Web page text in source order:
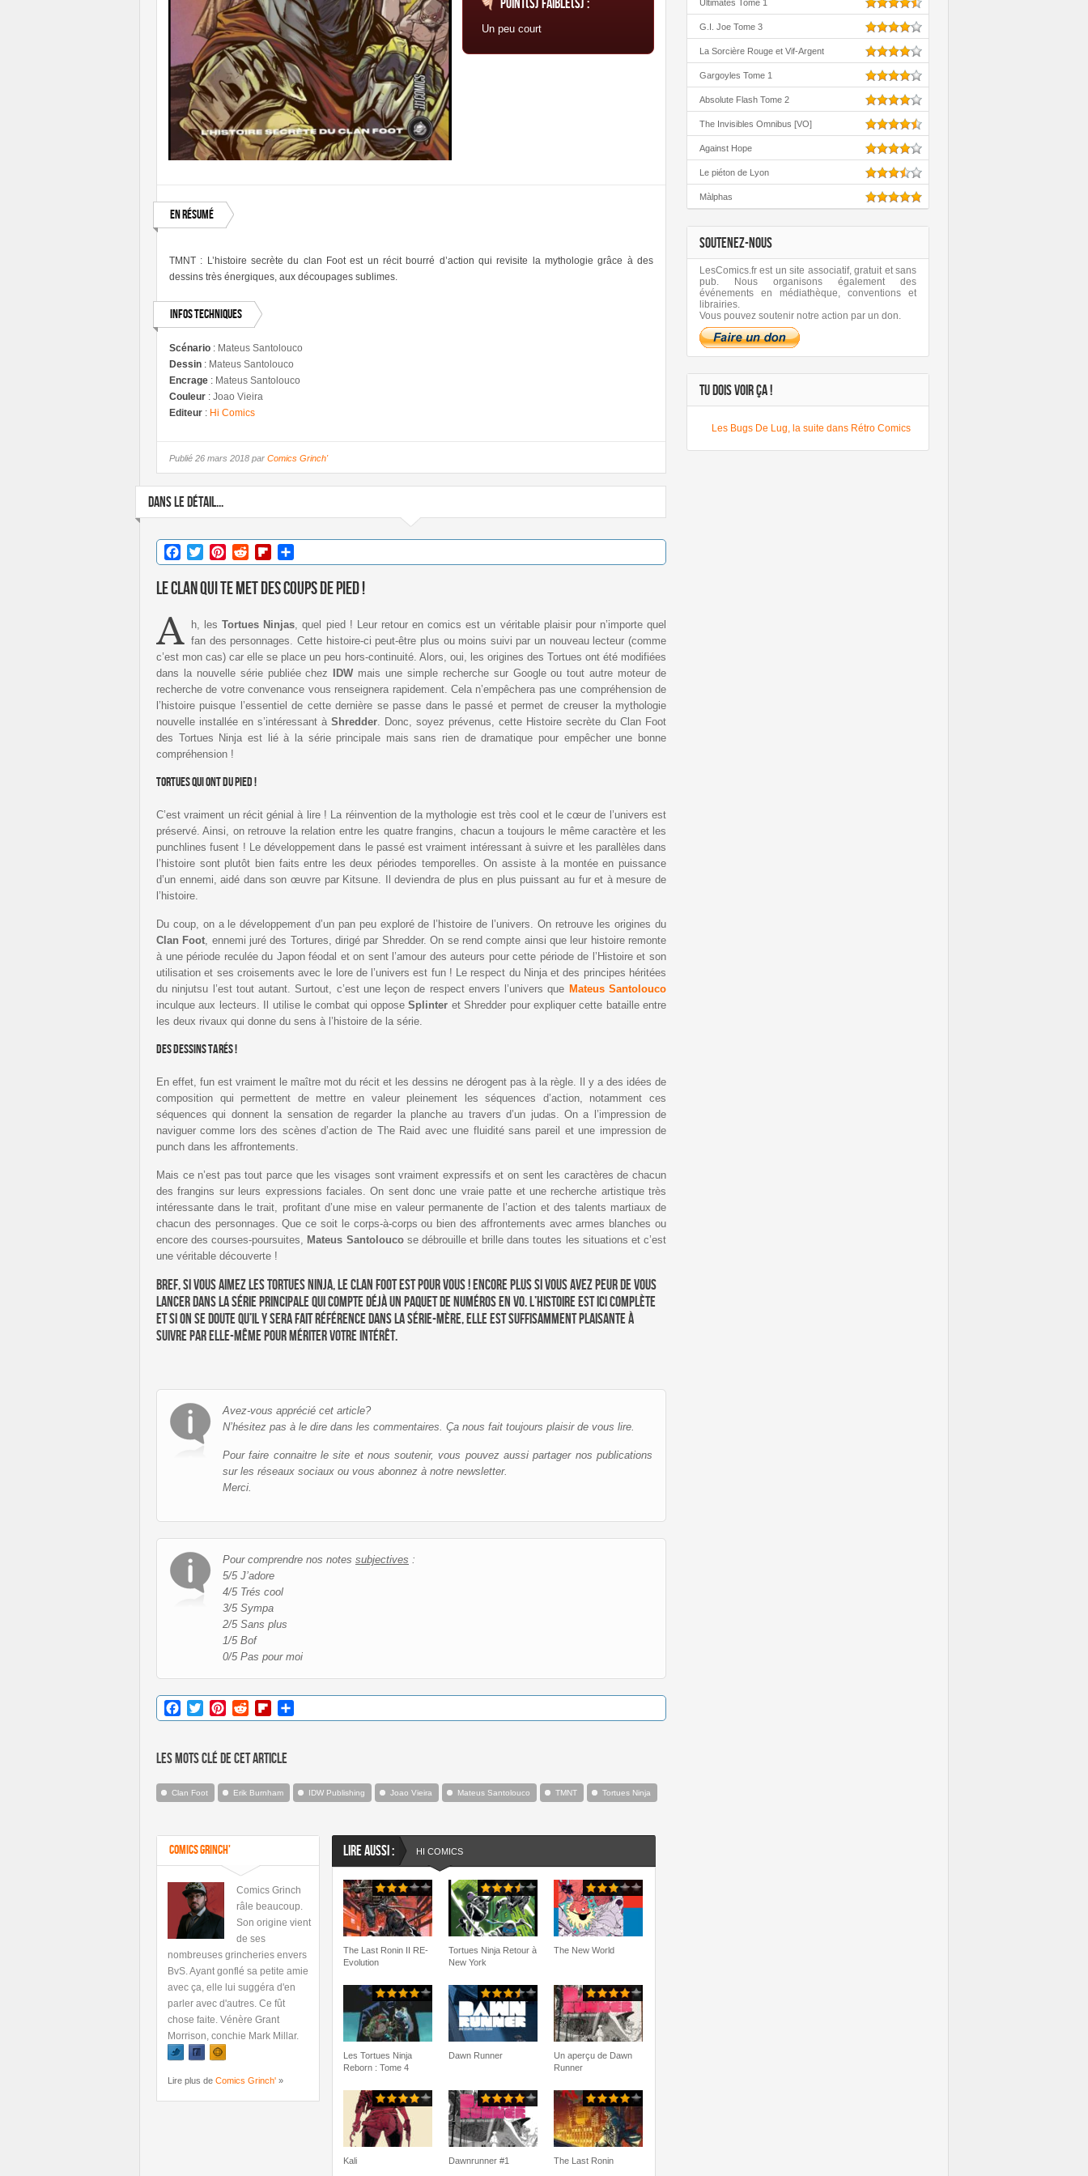
Point(s) faible(s) :
Un peu court
En résumé
TMNT : L’histoire secrète du clan Foot est un récit bourré d’action qui revisite la mythologie grâce à des
dessins très énergiques, aux découpages sublimes.
Infos techniques
Scénario : Mateus Santolouco
Dessin : Mateus Santolouco
Encrage : Mateus Santolouco
Couleur : Joao Vieira
Editeur : Hi Comics
Publié 26 mars 2018 par Comics Grinch'
DANS LE DÉTAIL...
Facebook
TwitterPinterestRedditFlipboard
Le clan qui te met des coups de pied !
A h, lesTortues Ninjas , quel pied ! Leur retour en comics est un véritable plaisir pour n’importe quel
fan des personnages. Cette histoire-ci peut-être plus ou moins suivi par un nouveau lecteur (comme
c’est mon cas) car elle se place un peu hors-continuité. Alors, oui, les origines des Tortues ont été modifiées
dans la nouvelle série publiée chez
IDW mais une simple recherche sur Google ou tout autre moteur de
recherche de votre convenance vous renseignera rapidement. Cela n’empêchera pas une compréhension de
l’histoire puisque l’essentiel de cette dernière se passe dans le passé et permet de creuser la mythologie
nouvelle installée en s’intéressant à Shredder . Donc, soyez prévenus, cette Histoire secrète du Clan Foot
des Tortues Ninja est lié à la série principale mais sans rien de dramatique pour empêcher une bonne
compréhension !
Tortues qui ont du pied !
C’est vraiment un récit génial à lire ! La réinvention de la mythologie est très cool et le cœur de l’univers est
préservé. Ainsi, on retrouve la relation entre les quatre frangins, chacun a toujours le même caractère et les
punchlines fusent ! Le développement dans le passé est vraiment intéressant à suivre et les parallèles dans
l’histoire sont plutôt bien faits entre les deux périodes temporelles. On assiste à la montée en puissance
d’un ennemi, aidé dans son œuvre par Kitsune. Il deviendra de plus en plus puissant au fur et à mesure de
l’histoire.
Du coup, on a le développement d’un pan peu exploré de l’histoire de l’univers. On retrouve les origines du
Clan Foot , ennemi juré des Tortures, dirigé par Shredder. On se rend compte ainsi que leur histoire remonte
à une période reculée du Japon féodal et on sent l’amour des auteurs pour cette période de l’Histoire et son
utilisation et ses croisements avec le lore de l’univers est fun ! Le respect du Ninja et des principes héritées
du ninjutsu l’est tout autant. Surtout, c’est une leçon de respect envers l’univers que Mateus Santolouco
inculque aux lecteurs. Il utilise le combat qui opposeSplinter et Shredder pour expliquer cette bataille entre
les deux rivaux qui donne du sens à l’histoire de la série.
Des dessins tarés !
En effet, fun est vraiment le maître mot du récit et les dessins ne dérogent pas à la règle. Il y a des idées de
composition qui permettent de mettre en valeur pleinement les séquences d’action, notamment ces
séquences qui donnent la sensation de regarder la planche au travers d’un judas. On a l’impression de
naviguer comme lors des scènes d’action de The Raid avec une fluidité sans pareil et une impression de
punch dans les affrontements.
Mais ce n’est pas tout parce que les visages sont vraiment expressifs et on sent les caractères de chacun
des frangins sur leurs expressions faciales. On sent donc une vraie patte et une recherche artistique très
intéressante dans le trait, profitant d’une mise en valeur permanente de l’action et des talents martiaux de
chacun des personnages. Que ce soit le corps-à-corps ou bien des affrontements avec armes blanches ou
encore des courses-poursuites,
Mateus Santoloucose débrouille et brille dans toutes les situations et c’est
une véritable découverte !
Bref, si vous aimez les Tortues Ninja, le clan Foot est pour vous ! Encore plus si vous avez peur de vous
lancer dans la série principale qui compte déjà un paquet de numéros en VO. L’histoire est ici complète
et si on se doute qu’il y sera fait référence dans la série-mère, elle est suffisamment plaisante à
suivre par elle-même pour mériter votre intérêt.
Avez-vous apprécié cet article?
N’hésitez pas à le dire dans les commentaires. Ça nous fait toujours plaisir de vous lire.
Pour faire connaitre le site et nous soutenir, vous pouvez aussi partager nos publications
sur les réseaux sociaux ou vous abonnez à notre newsletter.
Merci.
Pour comprendre nos notes subjectives :
5/5 J’adore
4/5 Trés cool
3/5 Sympa
2/5 Sans plus
1/5 Bof
0/5 Pas pour moi
Facebook
TwitterPinterestRedditFlipboard
Les mots clé de cet article
Clan Foot Erik Burnham IDW Publishing Joao Vieira Mateus Santolouco TMNT Tortues Ninja
Comics Grinch'
Comics Grinch
râle beaucoup.
Son origine vient
de ses
nombreuses grincheries envers
BvS. Ayant gonflé sa petite amie
avec ça, elle lui suggéra d'en
parler avec d'autres. Ce fût
chose faite. Vénère Grant
Morrison, conchie Mark Millar.
Lire plus de Comics Grinch' »
LIRE AUSSI : HI COMICS
The Last Ronin II RE-
Evolution
Tortues Ninja Retour à
New York
The New World
Les Tortues Ninja
Reborn : Tome 4
Dawn Runner
Un aperçu de Dawn
Runner
Kali Dawnrunner #1 The Last Ronin
Ultimates Tome 1
G.I. Joe Tome 3
La Sorcière Rouge et Vif-Argent
Gargoyles Tome 1
Absolute Flash Tome 2
The Invisibles Omnibus [VO]
Against Hope
Le piéton de Lyon
Màlphas
SOUTENEZ-NOUS
LesComics.fr est un site associatif, gratuit et sans
pub. Nous organisons également des
événements en médiathèque, conventions et
librairies.
Vous pouvez soutenir notre action par un don.
TU DOIS VOIR ÇA !
Les Bugs De Lug, la suite dans Rétro Comics